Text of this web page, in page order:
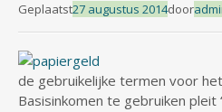
Geplaatst27 augustus 2014door
de gebruikelijke termen voor
Basisinkomen te gebruiken pleit